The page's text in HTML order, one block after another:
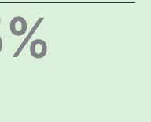
%